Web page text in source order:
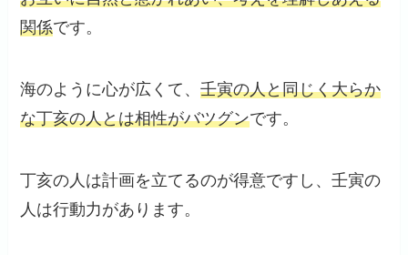
関係です。
海のように心が広くて、壬寅の人と同じく大らか
な丁亥の人とは相性がバツグンです。
丁亥の人は計画を立てるのが得意ですし、壬寅の
人は行動力があります。